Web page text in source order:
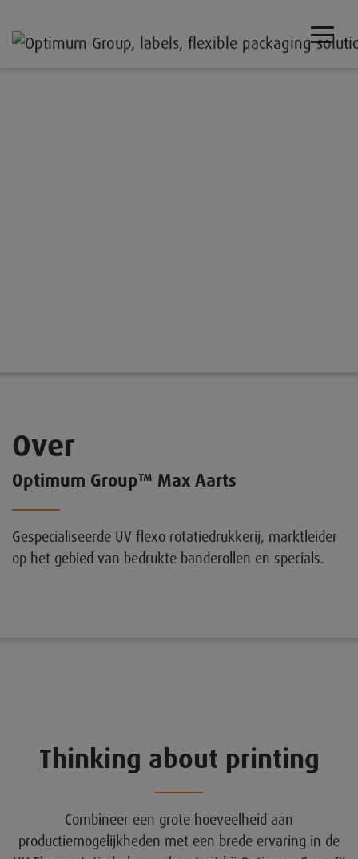
Over
Optimum Group™ Max Aarts
Gespecialiseerde UV flexo rotatiedrukkerij, marktleider
op het gebied van bedrukte banderollen en specials.
Thinking about printing
Combineer een grote hoeveelheid aan
productiemogelijkheden met een brede ervaring in de